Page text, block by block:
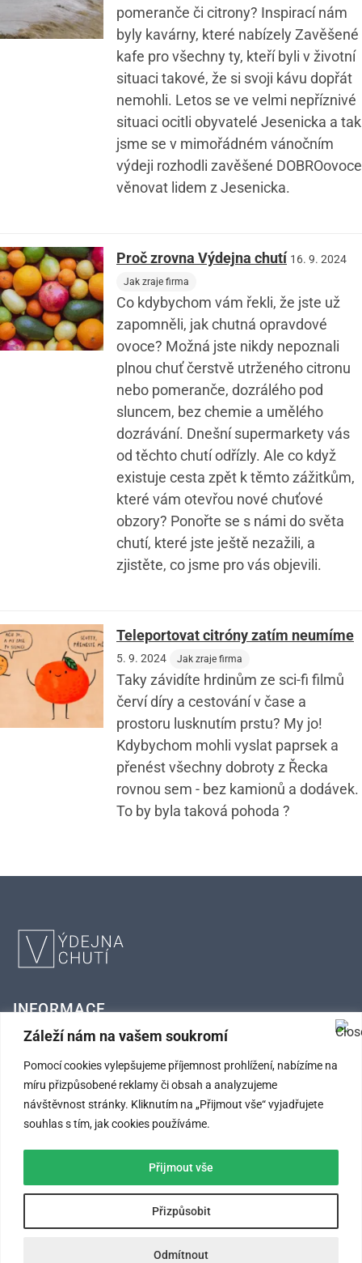
Záleží nám na vašem soukromí
Pomocí cookies vylepšujeme příjemnost prohlížení, nabízíme na
míru přizpůsobené reklamy či obsah a analyzujeme
návštěvnost stránky. Kliknutím na „Přijmout vše“ vyjadřujete
souhlas s tím, jak cookies používáme.
Přizpůsobit
Odmítnout
Přijmout vše
pomeranče či citrony? Inspirací nám
byly kavárny, které nabízely Zavěšené
kafe pro všechny ty, kteří byli v životní
situaci takové, že si svoji kávu dopřát
nemohli. Letos se ve velmi nepříznivé
situaci ocitli obyvatelé Jesenicka a tak
jsme se v mimořádném vánočním
výdeji rozhodli zavěšené DOBROovoce
věnovat lidem z Jesenicka.
Proč zrovna Výdejna chutí 16. 9. 2024
Jak zraje firma
Co kdybychom vám řekli, že jste už
zapomněli, jak chutná opravdové
ovoce? Možná jste nikdy nepoznali
plnou chuť čerstvě utrženého citronu
nebo pomeranče, dozrálého pod
sluncem, bez chemie a umělého
dozrávání. Dnešní supermarkety vás
od těchto chutí odřízly. Ale co když
existuje cesta zpět k těmto zážitkům,
které vám otevřou nové chuťové
obzory? Ponořte se s námi do světa
chutí, které jste ještě nezažili, a
zjistěte, co jsme pro vás objevili.
Teleportovat citróny zatím neumíme
5. 9. 2024 Jak zraje firma
Taky závidíte hrdinům ze sci-fi filmů
červí díry a cestování v čase a
prostoru lusknutím prstu? My jo!
Kdybychom mohli vyslat paprsek a
přenést všechny dobroty z Řecka
rovnou sem - bez kamionů a dodávek.
To by byla taková pohoda ?
INFORMACE
Kontaktní údaje
Obchodní podmínky
Ochrana osobních údajů
SLEDUJTE NÁS